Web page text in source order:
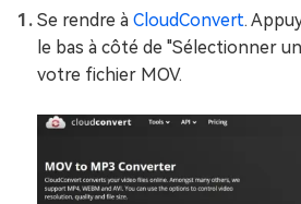
Se rendre à CloudConvert.
le bas à côté de "Sélectionner
votre fichier MOV.